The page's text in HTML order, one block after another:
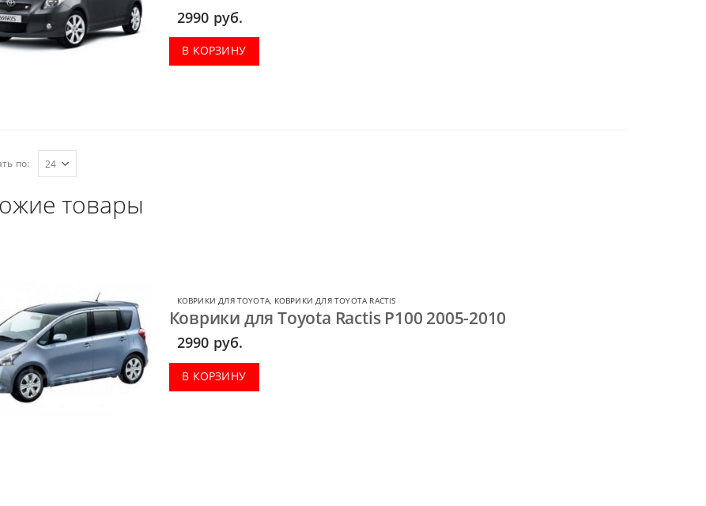
2990 руб.
В КОРЗИНУ
по:
товары
КОВРИКИ ДЛЯ TOYOTA, КОВРИКИ ДЛЯ TOYOTA RACTIS
Коврики для Toyota Ractis P100 2005-2010
2990 руб.
В КОРЗИНУ